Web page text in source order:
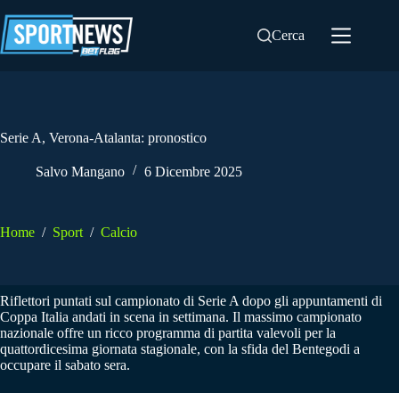
al
contenuto
Cerca
Serie A, Verona-Atalanta: pronostico
Salvo Mangano 6 Dicembre 2025
Home / Sport / Calcio
Riflettori puntati sul campionato di Serie A dopo gli appuntamenti di
Coppa Italia andati in scena in settimana. Il massimo campionato
nazionale offre un ricco programma di partita valevoli per la
quattordicesima giornata stagionale, con la sfida del Bentegodi a
occupare il sabato sera.